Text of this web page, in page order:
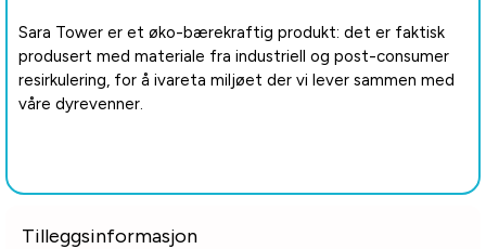
Sara Tower er et øko-bærekraftig produkt: det er faktisk
produsert med materiale fra industriell og post-consumer
resirkulering, for å ivareta miljøet der vi lever sammen med
våre dyrevenner.
Tilleggsinformasjon